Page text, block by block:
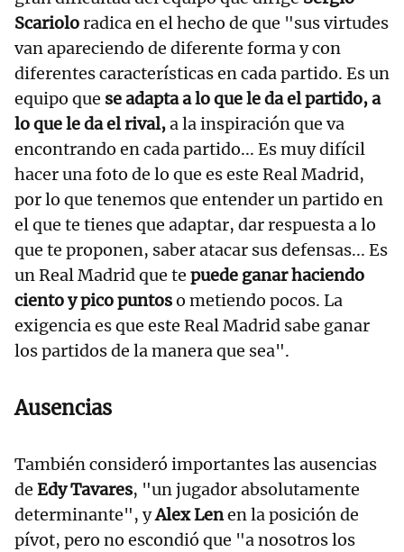
Scarioloradica en el hecho de que "sus virtudes
van apareciendo de diferente forma y con
diferentes características en cada partido. Es un
equipo que se adapta a lo que le da el partido, a
lo que le da el rival,a la inspiración que va
encontrando en cada partido... Es muy difícil
hacer una foto de lo que es este Real Madrid,
por lo que tenemos que entender un partido en
el que te tienes que adaptar, dar respuesta a lo
que te proponen, saber atacar sus defensas... Es
un Real Madrid que te puede ganar haciendo
ciento y pico puntoso metiendo pocos. La
exigencia es que este Real Madrid sabe ganar
los partidos de la manera que sea".
Ausencias
También consideró importantes las ausencias
de Edy Tavares, "un jugador absolutamente
determinante", yAlex Lenen la posición de
pívot, pero no escondió que "a nosotros los